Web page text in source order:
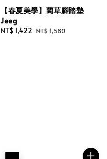
【春夏美學】藺草腳踏墊
Jeeg
Sale
NT$ 1,422 Regular
NT$ 1,580